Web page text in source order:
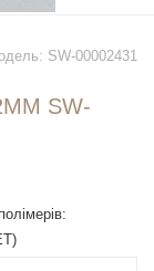
SW-00002431
SW-